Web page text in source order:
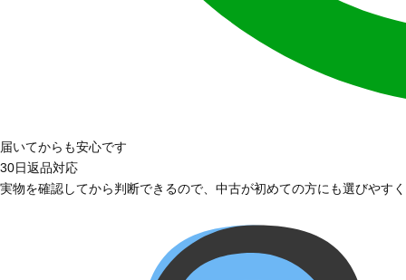
届いてからも安心です
30日返品対応
実物を確認してから判断できるので、中古が初めての方にも選びやす